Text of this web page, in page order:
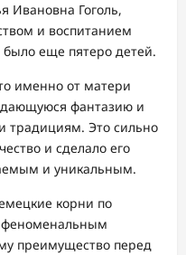
Ивановна Гоголь,
и воспитанием
еще пятеро детей.
именно от матери
фантазию и
традициям. Это сильно
и сделало его
и уникальным.
корни по
феноменальным
преимущество перед